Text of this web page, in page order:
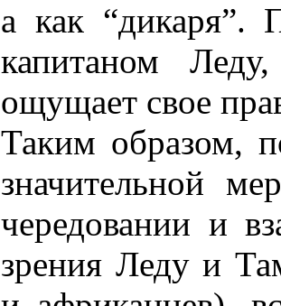
а как “дикаря”.
капитаном
ощущает свое
Таким образом,
значительной
чередовании и
зрения Леду и